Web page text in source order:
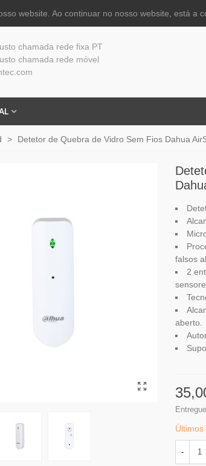
chamada rede fixa PT
chamada rede móvel
> Detetor de Quebra de Vidro Sem Fios Dahua
falsos
2
aberto.
-
website. Ao continuar no nosso website, está a